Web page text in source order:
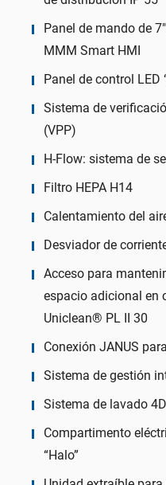
Panel de mando de
MMM Smart HMI
Panel de control LED
Sistema de
(VPP)
H-Flow: sistema de
Filtro HEPA H14
Calentamiento del
Desviador de
Acceso para
espacio adicional en
Uniclean® PL II 30
Conexión JANUS
Sistema de gestión
Sistema de lavado 4D
Compartimento
“Halo”